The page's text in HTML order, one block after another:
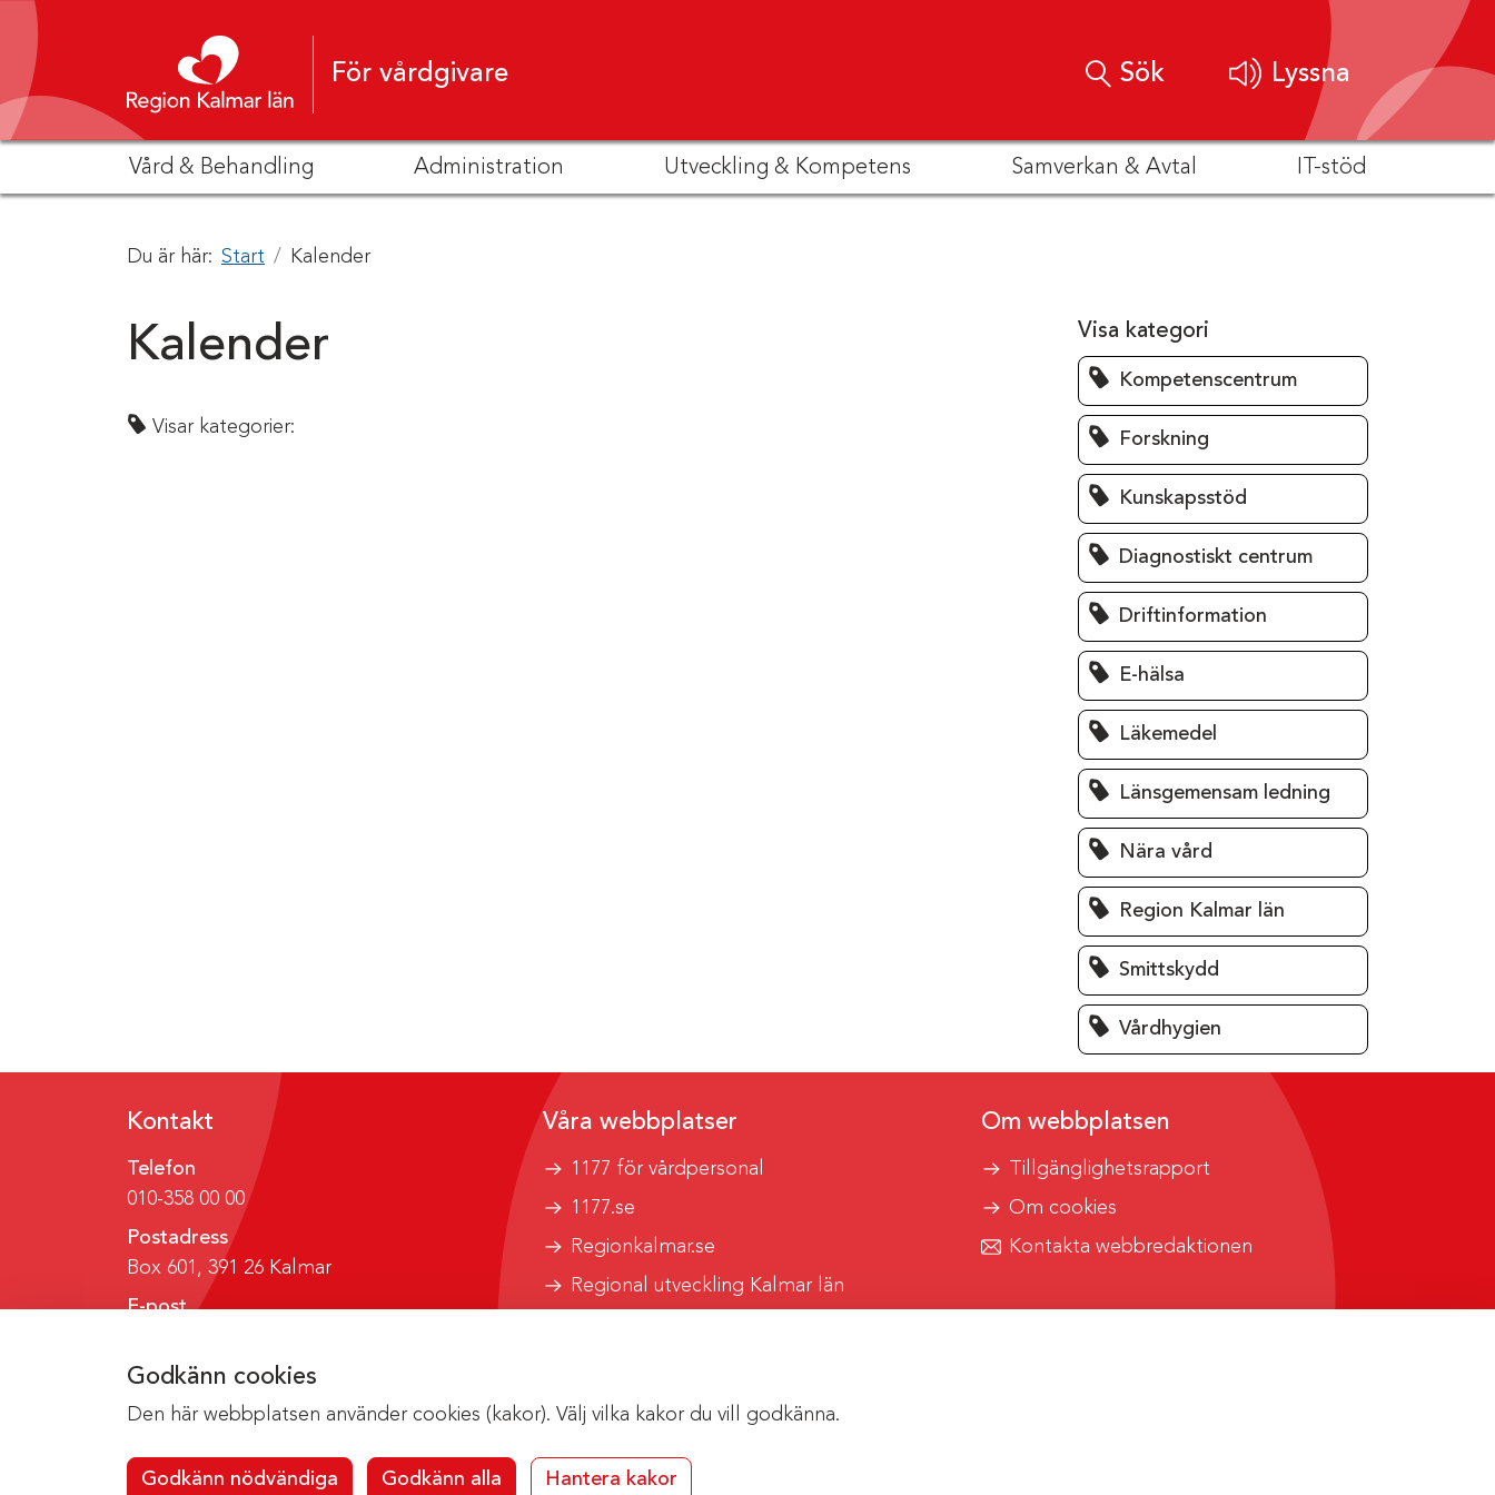
Godkänn cookies
Den här webbplatsen använder cookies (kakor). Välj vilka kakor du vill godkänna.
Godkänn nödvändiga Godkänn alla Hantera kakor
Hoppa till innehåll
För vårdgivare Sök Lyssna
Vård & Behandling Administration Utveckling & Kompetens Samverkan & Avtal IT-stöd
Du är här: Start Kalender
Kalender
Visar kategorier:
Visa kategori
Kompetenscentrum
Forskning
Kunskapsstöd
Diagnostiskt centrum
Driftinformation
E-hälsa
Läkemedel
Länsgemensam ledning
Nära vård
Region Kalmar län
Smittskydd
Vårdhygien
Kontakt
Telefon
010-358 00 00
Postadress
Box 601, 391 26 Kalmar
E-post
Våra webbplatser
1177 för vårdpersonal
1177.se
Regionkalmar.se
Regional utveckling Kalmar län
Om webbplatsen
Tillgänglighetsrapport
Om cookies
Kontakta webbredaktionen